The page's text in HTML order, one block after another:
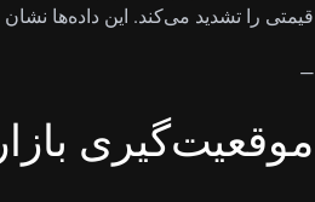
قیمتی را تشدید می‌کند. این داده‌ها
—
موقعیت‌گیری